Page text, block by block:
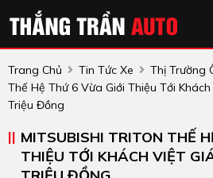
Trang Chủ Tin Tức Xe Thị Trường
Thế Hệ Thứ 6 Vừa Giới Thiệu Tới
Triệu Đồng
MITSUBISHI TRITON THẾ
THIỆU TỚI KHÁCH VIỆT